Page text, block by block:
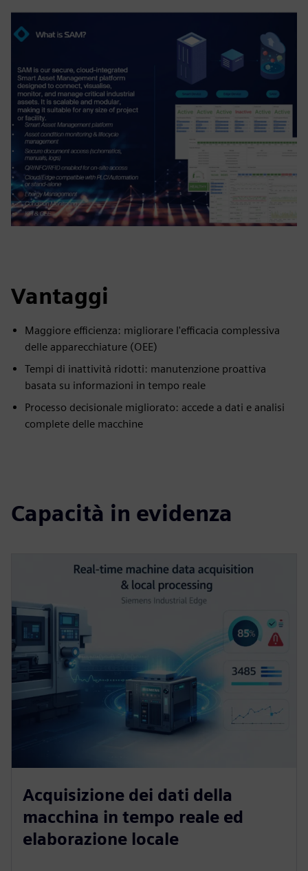
Vantaggi
Maggiore efficienza: migliorare l'efficacia complessiva
delle apparecchiature (OEE)
Tempi di inattività ridotti: manutenzione proattiva
basata su informazioni in tempo reale
Processo decisionale migliorato: accede a dati e analisi
complete delle macchine
Capacità in evidenza
Acquisizione dei dati della
macchina in tempo reale ed
elaborazione locale